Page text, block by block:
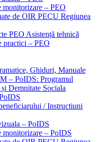
monitorizare – PEO
de OIR PECU Regiunea
PEO Asistență tehnică
practici – PEO
Ghiduri, Manuale
– PoIDS: Programul
Demnitate Sociala
/ Instructiuni
– PoIDS
monitorizare – PoIDS